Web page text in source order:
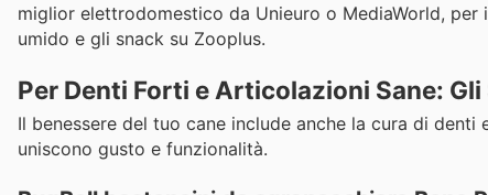
miglior elettrodomestico da Unieuro o MediaWorld,
umido e gli snack su Zooplus.
Per Denti Forti e Articolazioni Sane:
Il benessere del tuo cane include anche la cura di
uniscono gusto e funzionalità.